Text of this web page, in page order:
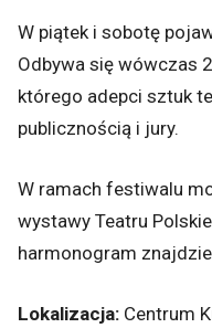
W piątek i sobotę
Odbywa się wówczas
którego adepci sztuk
publicznością i jury.
W ramach festiwalu
wystawy Teatru
harmonogram
Lokalizacja: Centrum